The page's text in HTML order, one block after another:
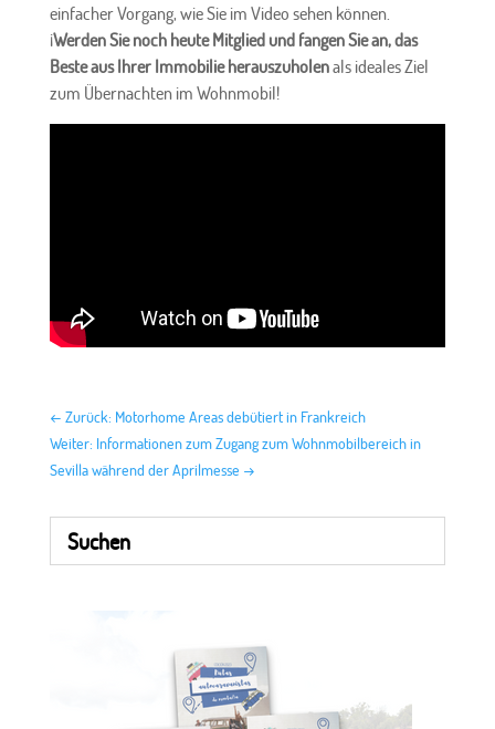
einfacher Vorgang, wie Sie im Video sehen können.
¡Werden Sie noch heute Mitglied und fangen Sie an, das
Beste aus Ihrer Immobilie herauszuholenals ideales Ziel
zum Übernachten im Wohnmobil!
← Zurück: Motorhome Areas debütiert in Frankreich
Weiter: Informationen zum Zugang zum Wohnmobilbereich in
Sevilla während der Aprilmesse →